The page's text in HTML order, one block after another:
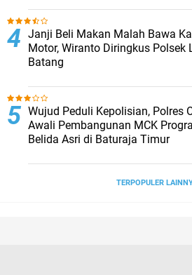
Janji Beli Makan Malah Bawa
Motor, Wiranto Diringkus Polsek
Batang
Wujud Peduli Kepolisian, Polres
Awali Pembangunan MCK
Belida Asri di Baturaja Timur
TERPOPULER